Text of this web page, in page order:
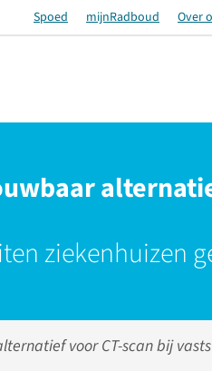
Spoed mijnRadboud Over
ziekenhuizen
voor CT-scan bij